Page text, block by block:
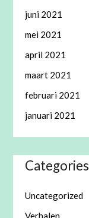
juni 2021
mei 2021
april 2021
maart 2021
februari 2021
januari 2021
Categories
Uncategorized
Verhalen